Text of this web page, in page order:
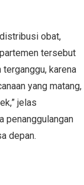
obat,
tersebut
karena
yang matang,
jelas
penanggulangan
depan.